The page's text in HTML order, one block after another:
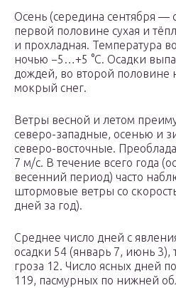
Осень (середина сентября —
первой половине сухая и
и прохладная. Температура
ночью −5…+5 °C. Осадки
дождей, во второй половине
мокрый снег.
Ветры весной и летом
северо-западные, осенью и
северо-восточные.
7 м/с. В течение всего года
весенний период) часто
штормовые ветры со
дней за год).
Среднее число дней с
осадки 54 (январь 7, июнь 3),
гроза 12. Число ясных дней
119, пасмурных по нижней